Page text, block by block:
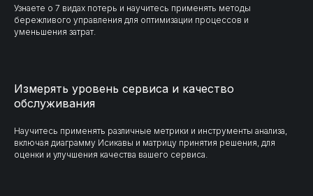
Узнаете о 7 видах потерь и научитесь применять методы
бережливого управления для оптимизации процессов и
уменьшения затрат.
Измерять уровень сервиса и качество
обслуживания
Научитесь применять различные метрики и инструменты анализа,
включая диаграмму Исикавы и матрицу принятия решения, для
оценки и улучшения качества вашего сервиса.